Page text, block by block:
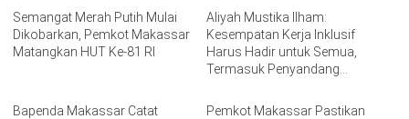
Semangat Merah Putih Mulai
Dikobarkan, Pemkot Makassar
Matangkan HUT Ke-81 RI
Aliyah Mustika Ilham:
Kesempatan Kerja Inklusif
Harus Hadir untuk Semua,
Termasuk Penyandang
Bapenda Makassar Catat
Pemkot Makassar Pastikan